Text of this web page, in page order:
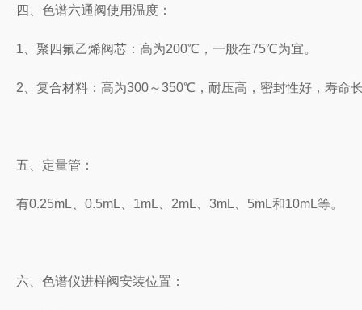
四、色谱六通阀使用温度：
1、聚四氟乙烯阀芯：高为200℃，一般在75℃为宜。
2、复合材料：高为300～350℃，耐压高，密封性好，寿命
五、定量管：
有0.25mL、0.5mL、1mL、2mL、3mL、5mL和10mL等。
六、色谱仪进样阀安装位置：